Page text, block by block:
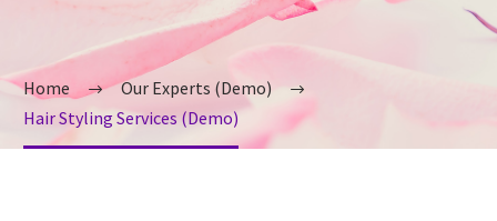
Home
Our Experts (Demo)
Hair Styling Services (Demo)